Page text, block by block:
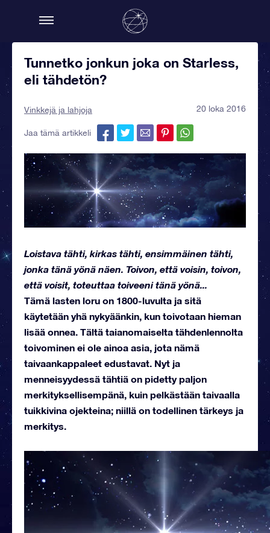
Tunnetko jonkun joka on Starless,
eli tähdetön?
Vinkkejä ja lahjoja 20 loka 2016
Jaa tämä artikkeli
Loistava tähti, kirkas tähti, ensimmäinen tähti,
jonka tänä yönä näen. Toivon, että voisin, toivon,
että voisit, toteuttaa toiveeni tänä yönä...
Tämä lasten loru on 1800-luvulta ja sitä
käytetään yhä nykyäänkin, kun toivotaan hieman
lisää onnea. Tältä taianomaiselta tähdenlennolta
toivominen ei ole ainoa asia, jota nämä
taivaankappaleet edustavat. Nyt ja
menneisyydessä tähtiä on pidetty paljon
merkityksellisempänä, kuin pelkästään taivaalla
tuikkivina ojekteina; niillä on todellinen tärkeys ja
merkitys.